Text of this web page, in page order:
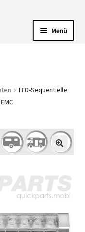
Menü
LED-Sequentielle